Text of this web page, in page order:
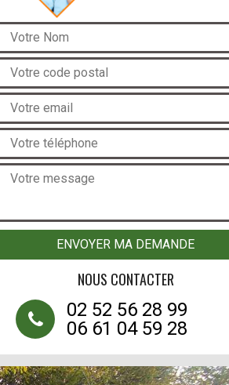
NOUS CONTACTER
02 52 56 28 99
06 61 04 59 28